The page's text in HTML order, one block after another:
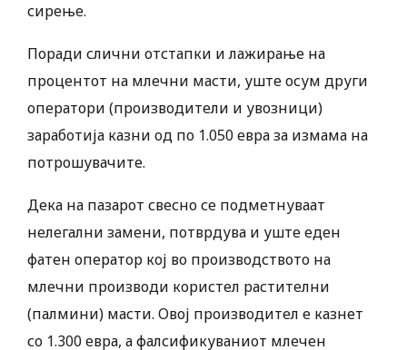
сирење.
Поради слични отстапки и лажирање на
процентот на млечни масти, уште осум други
оператори (производители и увозници)
заработија казни од по 1.050 евра за измама на
потрошувачите.
Дека на пазарот свесно се подметнуваат
нелегални замени, потврдува и уште еден
фатен оператор кој во производството на
млечни производи користел растителни
(палмини) масти. Овој производител е казнет
со 1.300 евра, а фалсификуваниот млечен